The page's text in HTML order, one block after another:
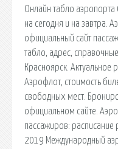
Онлайн табло аэропорта
на сегодня и на завтра.
официальный сайт
табло, адрес,
Красноярск. Актуальное
Аэрофлот, стоимость
свободных мест.
официальном сайте.
пассажиров: расписание
2019 Международный